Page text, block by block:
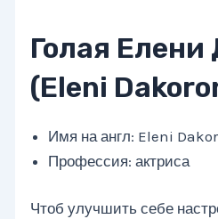
Голая Елени
(Eleni
Имя на англ: Eleni
Профессия: актриса
Чтоб улучшить себе